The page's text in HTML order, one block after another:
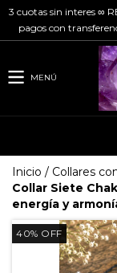
3 cuotas sin interes ∞
pagos con
MENÚ
Inicio / Collares
Collar Siete
energía y
40% OFF